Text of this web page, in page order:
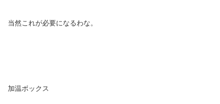
当然これが必要になるわな。
加温ボックス